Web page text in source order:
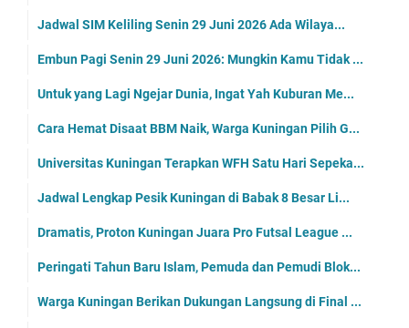
Jadwal SIM Keliling Senin 29 Juni 2026 Ada Wilaya...
Embun Pagi Senin 29 Juni 2026: Mungkin Kamu Tidak ...
Untuk yang Lagi Ngejar Dunia, Ingat Yah Kuburan Me...
Cara Hemat Disaat BBM Naik, Warga Kuningan Pilih G...
Universitas Kuningan Terapkan WFH Satu Hari Sepeka...
Jadwal Lengkap Pesik Kuningan di Babak 8 Besar Li...
Dramatis, Proton Kuningan Juara Pro Futsal League ...
Peringati Tahun Baru Islam, Pemuda dan Pemudi Blok...
Warga Kuningan Berikan Dukungan Langsung di Final ...